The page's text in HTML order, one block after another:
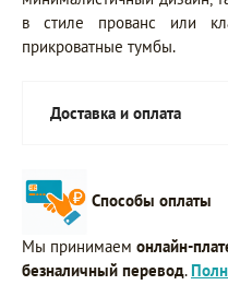
в стиле прованс или
прикроватные тумбы.
Доставка и оплата
Способы оплаты
Мы принимаем онлайн-
безналичный перевод.